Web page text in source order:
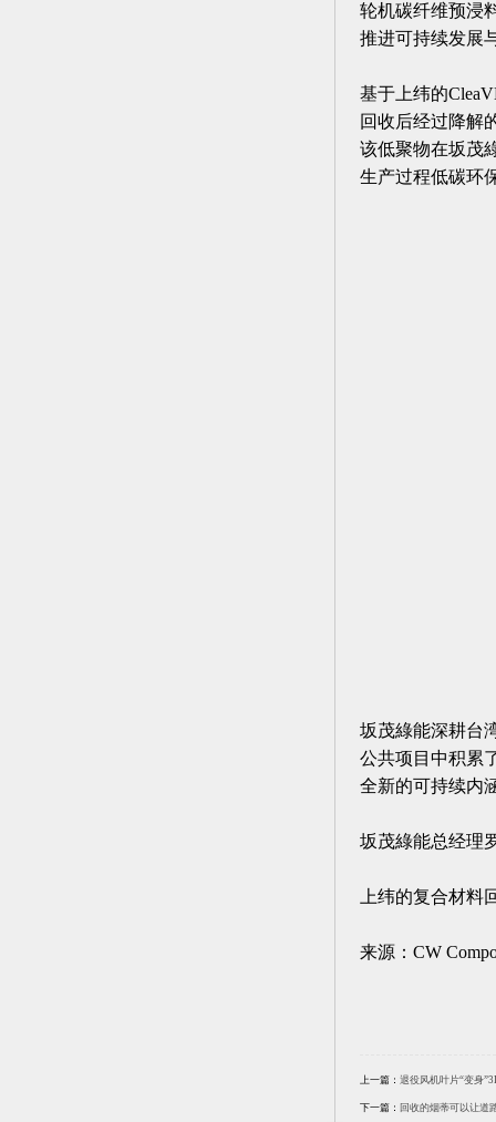
轮机碳纤维预浸
推进可持续发展
基于上纬的
回收后经过降解
该低聚物在坂茂
生产过程低碳环
坂茂綠能深耕台
公共项目中积累
全新的可持续内
坂茂綠能总经理
上纬的复合材
来源：CW
上一篇： 退役风机叶片“变身
下一篇： 回收的烟蒂可以让道